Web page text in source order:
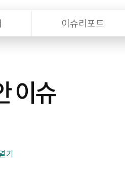
이슈리포트
이슈
기